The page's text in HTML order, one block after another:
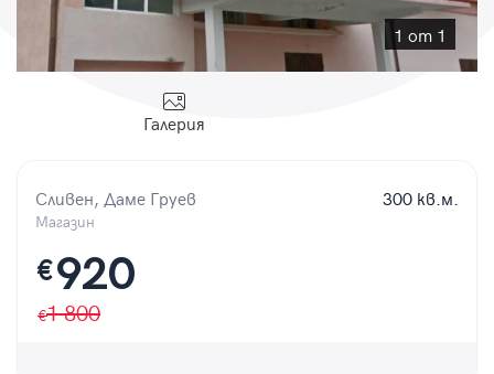
1 от 1
Галерия
Сливен, Даме Груев
Магазин
300 кв.м.
€920
1 800
Парола